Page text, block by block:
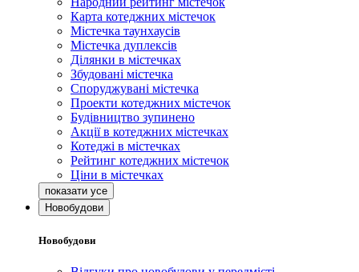
Карта котеджних містечок
Містечка таунхаусів
Містечка дуплексів
Ділянки в містечках
Збудовані містечка
Споруджувані містечка
Проекти котеджних містечок
Будівництво зупинено
Акції в котеджних містечках
Котеджі в містечках
Рейтинг котеджних містечок
Ціни в містечках
Новобудови
Новобудови